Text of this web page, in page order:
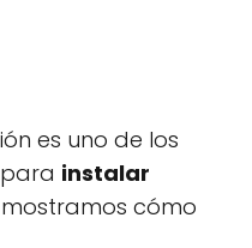
es uno de los
instalar
cómo